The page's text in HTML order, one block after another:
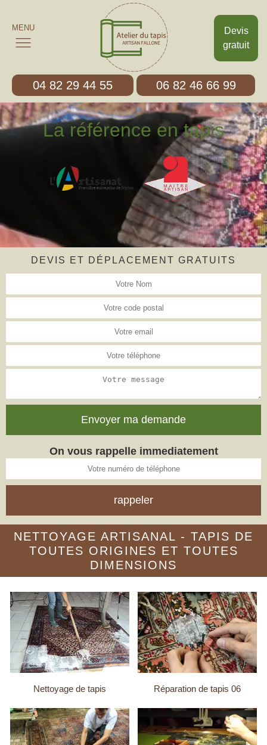
Devis
gratuit
MENU
04 82 29 44 55 06 82 46 66 99
La référence en tapis
DEVIS ET DÉPLACEMENT GRATUITS
On vous rappelle immediatement
NETTOYAGE ARTISANAL - TAPIS DE
TOUTES ORIGINES ET TOUTES
DIMENSIONS
Nettoyage de tapis Réparation de tapis 06